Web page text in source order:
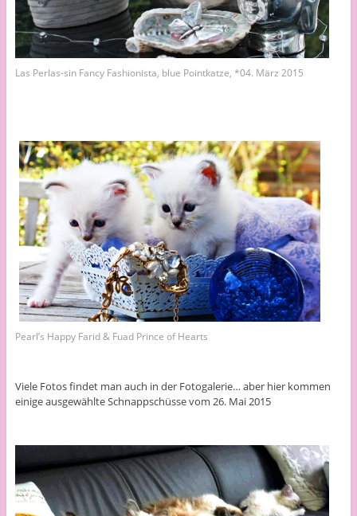
Las Perlas-sin Fancy Fashionista, blue Pointkatze, *04. März 2015
Pearl’s Happy Farid & Fuad Prince of Hearts
Viele Fotos findet man auch in der Fotogalerie… aber hier kommen
einige ausgewählte Schnappschüsse vom 26. Mai 2015